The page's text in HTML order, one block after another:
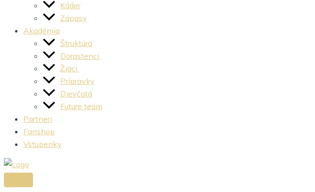
Káder
Zápasy
Akadémia
Štruktúra
Dorastenci
Žiaci
Prípravky
Dievčatá
Future team
Partneri
Fanshop
Vstupenky